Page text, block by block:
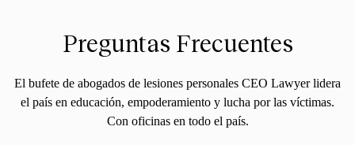
Preguntas Frecuentes
El bufete de abogados de lesiones personales CEO Lawyer lidera
el país en educación, empoderamiento y lucha por las víctimas.
Con oficinas en todo el país.